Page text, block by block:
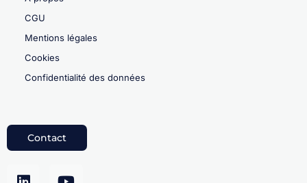
CGU
Mentions légales
Cookies
Confidentialité des données
Contact